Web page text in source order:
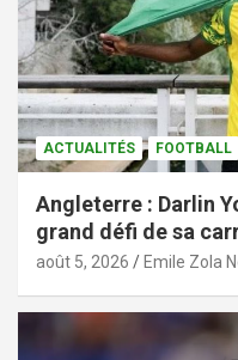
ACTUALITÉS FOOTBALL
Angleterre : Darlin
grand défi de sa
août 5, 2026 Emile Zola